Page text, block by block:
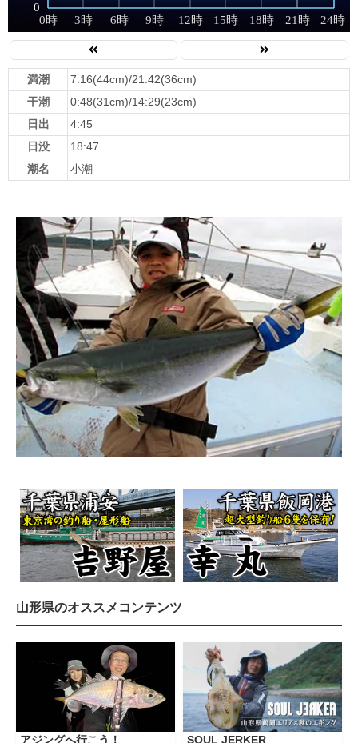
満潮
7:16(44cm)/21:42(36cm)
干潮
0:48(31cm)/14:29(23cm)
日出
4:45
日没
18:47
潮名
小潮
山形県のオススメコンテンツ
アジングへ行こう！ SOUL JERKER